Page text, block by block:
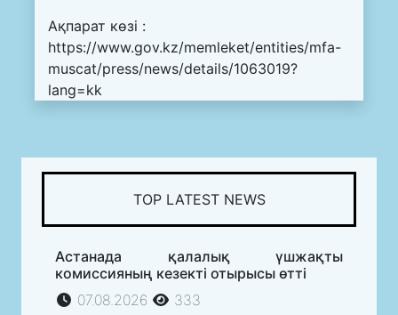
Ақпарат көзі :
https://www.gov.kz/memleket/entities/mfa-
muscat/press/news/details/1063019?
lang=kk
TOP LATEST NEWS
Астанада қалалық үшжақты
комиссияның кезекті отырысы өтті
07.08.2026
333